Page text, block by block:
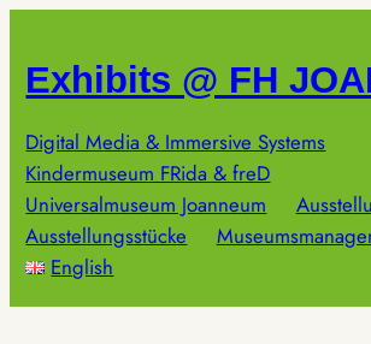
springen
Exhibits @ FH
Digital Media & Immersive Systems
Kindermuseum FRida & freD
Universalmuseum Joanneum
Ausstellungsstücke
English